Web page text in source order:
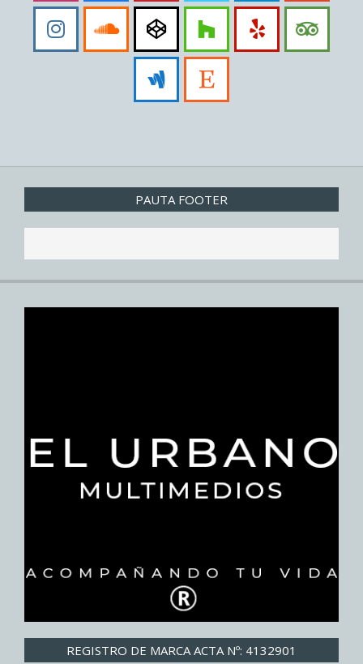
PAUTA FOOTER
REGISTRO DE MARCA ACTA Nº: 4132901